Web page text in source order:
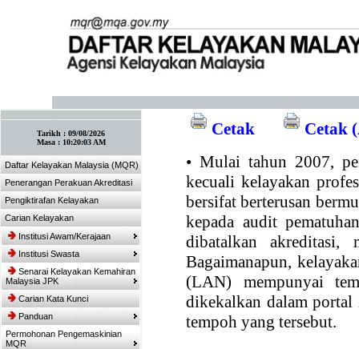
Tarikh : 09/08/2026
Masa : 10:20:03 AM
Daftar Kelayakan Malaysia (MQR)
Penerangan Perakuan Akreditasi
Pengiktirafan Kelayakan
Carian Kelayakan
Institusi Awam/Kerajaan
Institusi Swasta
Senarai Kelayakan Kemahiran
Malaysia JPK
Carian Kata Kunci
Panduan
Permohonan Pengemaskinian
MQR
Cetak
Cetak
• Mulai tahun 2007,
kecuali kelayakan
bersifat berterusan
kepada audit
dibatalkan akreditasi,
Bagaimanapun,
(LAN) mempunyai
dikekalkan dalam portal
tempoh yang tersebut.